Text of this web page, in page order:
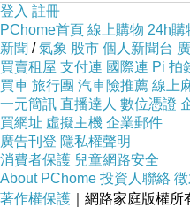
登入 註冊
PChome首頁 線上購物 24h購
新聞 /氣象 股市 個人新聞台
買賣租屋 支付連 國際連 Pi 拍
買車 旅行團 汽車險推薦 線上
一元簡訊 直播達人 數位憑證
買網址 虛擬主機 企業郵件
廣告刊登 隱私權聲明
消費者保護 兒童網路安全
About PChome 投資人聯絡
著作權保護 ｜網路家庭版權